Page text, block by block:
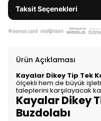
Taksit Seçenekleri
Ürün Açıklaması
Kayalar Dikey Tip Tek
ölçekli hem de büyük
taleplerini karşılayacak
Kayalar Dikey
Buzdolabı